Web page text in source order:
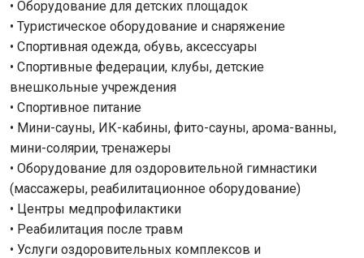
• Оборудование для детских площадок
• Туристическое оборудование и снаряжение
• Спортивная одежда, обувь, аксессуары
• Спортивные федерации, клубы, детские
внешкольные учреждения
• Спортивное питание
• Мини-сауны, ИК-кабины, фито-сауны, арома-ванны,
мини-солярии, тренажеры
• Оборудование для оздоровительной гимнастики
(массажеры, реабилитационное оборудование)
• Центры медпрофилактики
• Реабилитация после травм
• Услуги оздоровительных комплексов и